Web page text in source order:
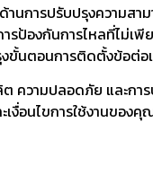
นการปรับปรุงความสา
รป้องกันการไหลที่ไม่เ
ขั้นตอนการติดตั้งข้อต่อ
ต ความปลอดภัย และกา
เงื่อนไขการใช้งานของคุ